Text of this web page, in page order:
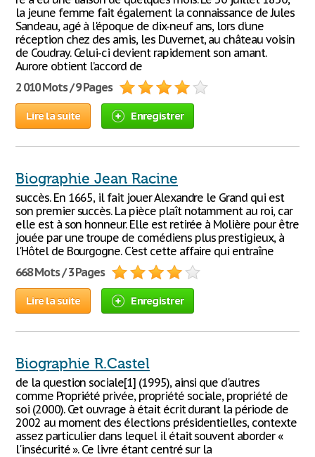
la jeune femme fait également la connaissance de Jules
Sandeau, agé à l'époque de dix-neuf ans, lors d’une
réception chez des amis, les Duvernet, au château voisin
de Coudray. Celui-ci devient rapidement son amant.
Aurore obtient l’accord de
2 010 Mots / 9 Pages
Lire la suite Enregistrer
Biographie Jean Racine
succès. En 1665, il fait jouer Alexandre le Grand qui est
son premier succès. La pièce plaît notamment au roi, car
elle est à son honneur. Elle est retirée à Molière pour être
jouée par une troupe de comédiens plus prestigieux, à
l'Hôtel de Bourgogne. C'est cette affaire qui entraîne
668 Mots / 3 Pages
Lire la suite Enregistrer
Biographie R.Castel
de la question sociale[1] (1995), ainsi que d'autres
comme Propriété privée, propriété sociale, propriété de
soi (2000). Cet ouvrage à était écrit durant la période de
2002 au moment des élections présidentielles, contexte
assez particulier dans lequel il était souvent aborder «
l'insécurité ». Ce livre étant centré sur la